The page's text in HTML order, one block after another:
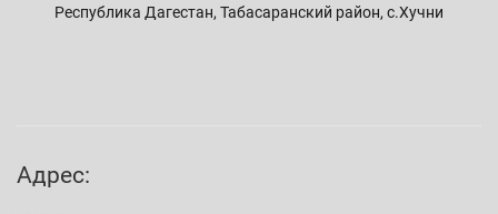
Республика Дагестан, Табасаранский район, с.Хучни
Адрес: